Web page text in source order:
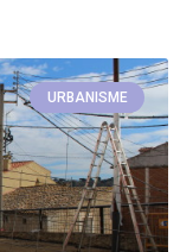
URBANISME